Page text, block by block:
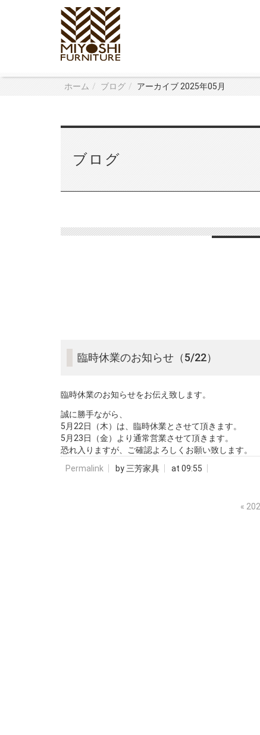
ホーム ブログ アーカイブ 2025年05月
ブログ
臨時休業のお知らせ（5/22）
臨時休業のお知らせをお伝え致します。
誠に勝手ながら、
5月22日（木）は、臨時休業とさせて頂きます。
5月23日（金）より通常営業させて頂きます。
恐れ入りますが、ご確認よろしくお願い致します。
Permalink
by 三芳家具
at 09:55
«